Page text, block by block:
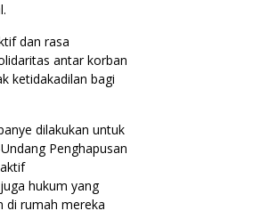
dan rasa
antar korban
ketidakadilan bagi
dilakukan untuk
Penghapusan
hukum yang
di rumah mereka